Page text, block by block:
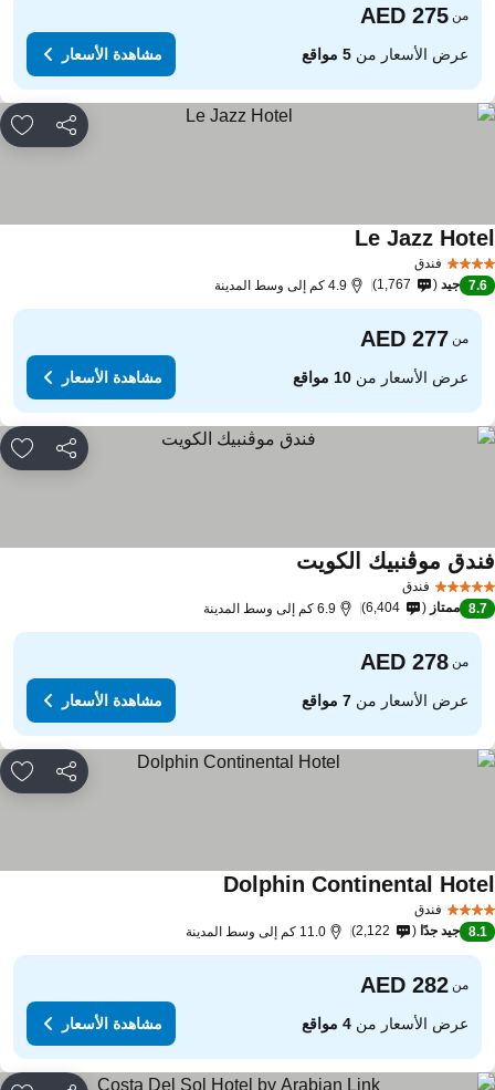
من
عرض الأسعار من5 مواقع مشاهدة الأسعار
مشاركة
فندق
Le Jazz
7.6 جيد 1,767 4.9 كم إلى وسط المدينة
من
عرض الأسعار من10 مواقع مشاهدة الأسعار
مشاركة
فندق
موڤنبيك الكويت
8.7 ممتاز 6,404 6.9 كم إلى وسط المدينة
من
عرض الأسعار من7 مواقع مشاهدة الأسعار
مشاركة
فندق
Dolphin Continental
8.1 جيد جدًا 2,122 11.0 كم إلى وسط المدينة
من
عرض الأسعار من4 مواقع مشاهدة الأسعار